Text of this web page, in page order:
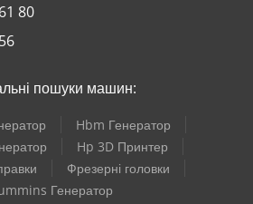
80
пошуки машин:
Hbm Генератор
Hp 3D Принтер
Фрезерні головки
Генератор